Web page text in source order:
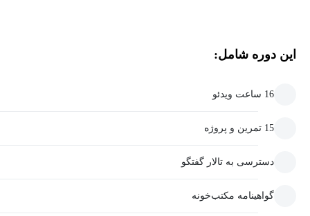
این دوره شامل:
16 ساعت ویدئو
15 تمرین و پروژه
دسترسی به تالار گفتگو
گواهینامه مکتب‌خونه